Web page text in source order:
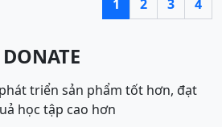
1 2 3 4
DONATE
triển sản phẩm tốt hơn, đạt
học tập cao hơn